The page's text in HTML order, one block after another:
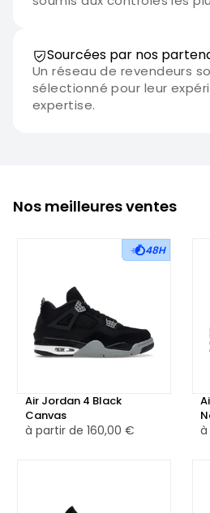
Sourcées par nos
Un réseau de revendeurs
sélectionné pour leur
expertise.
Nos meilleures ventes
48H
Air Jordan 4 Black
Canvas
à partir de 160,00 € à